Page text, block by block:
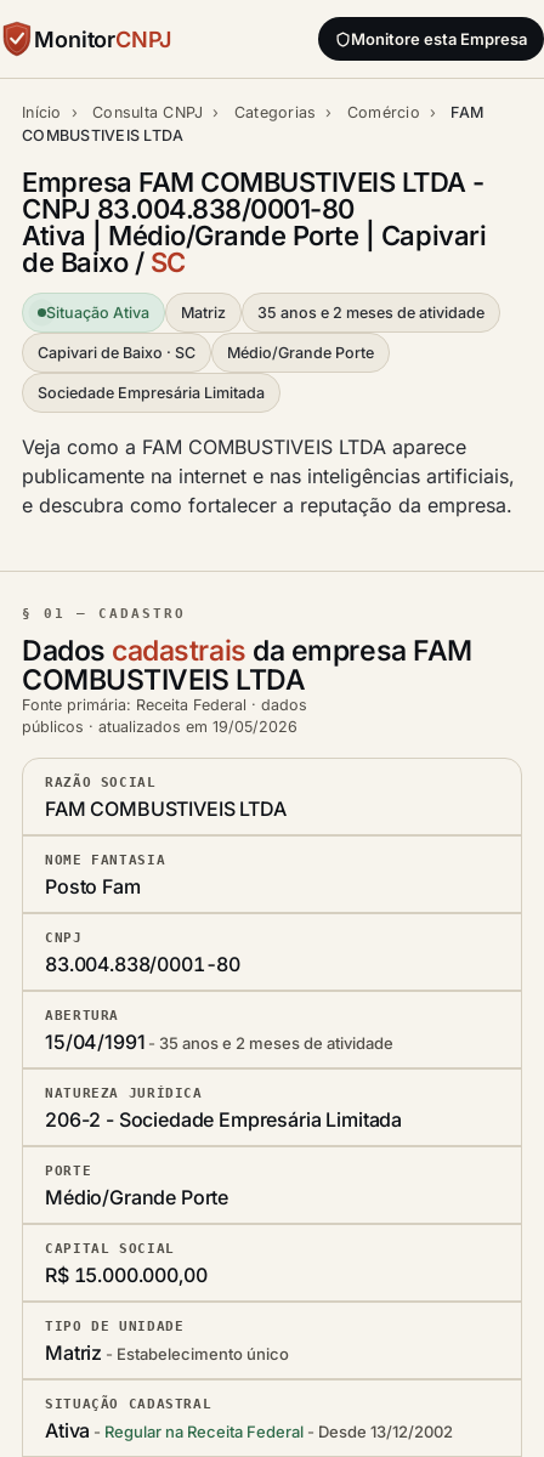
MonitorCNPJ Monitore esta Empresa
Início › Consulta CNPJ › Categorias › Comércio ›
FAM
COMBUSTIVEIS LTDA
Empresa FAM COMBUSTIVEIS LTDA -
CNPJ 83.004.838/0001-80
Ativa | Médio/Grande Porte | Capivari
de Baixo / SC
Situação Ativa Matriz 35 anos e 2 meses de atividade
Capivari de Baixo · SC Médio/Grande Porte
Sociedade Empresária Limitada
Veja como a FAM COMBUSTIVEIS LTDA aparece
publicamente na internet e nas inteligências artificiais,
e descubra como fortalecer a reputação da empresa.
§ 01 — CADASTRO
Dados cadastrais da empresa FAM
COMBUSTIVEIS LTDA
Fonte primária: Receita Federal · dados
públicos · atualizados em 19/05/2026
RAZÃO SOCIAL
FAM COMBUSTIVEIS LTDA
NOME FANTASIA
Posto Fam
CNPJ
83.004.838/0001-80
ABERTURA
15/04/1991 35 anos e 2 meses de atividade
NATUREZA JURÍDICA
206-2 - Sociedade Empresária Limitada
PORTE
Médio/Grande Porte
CAPITAL SOCIAL
R$ 15.000.000,00
TIPO DE UNIDADE
Matriz Estabelecimento único
SITUAÇÃO CADASTRAL
Ativa Regular na Receita Federal Desde 13/12/2002